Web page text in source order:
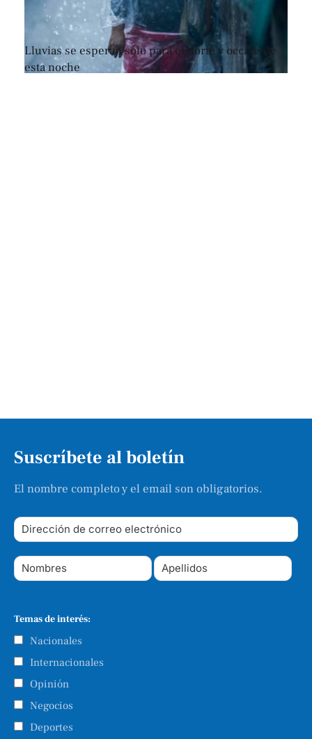
Lluvias se esperan sólo para el norte y occidente
esta noche
Suscríbete al boletín
El nombre completo y el email son obligatorios.
Temas de interés:
Nacionales
Internacionales
Opinión
Negocios
Deportes